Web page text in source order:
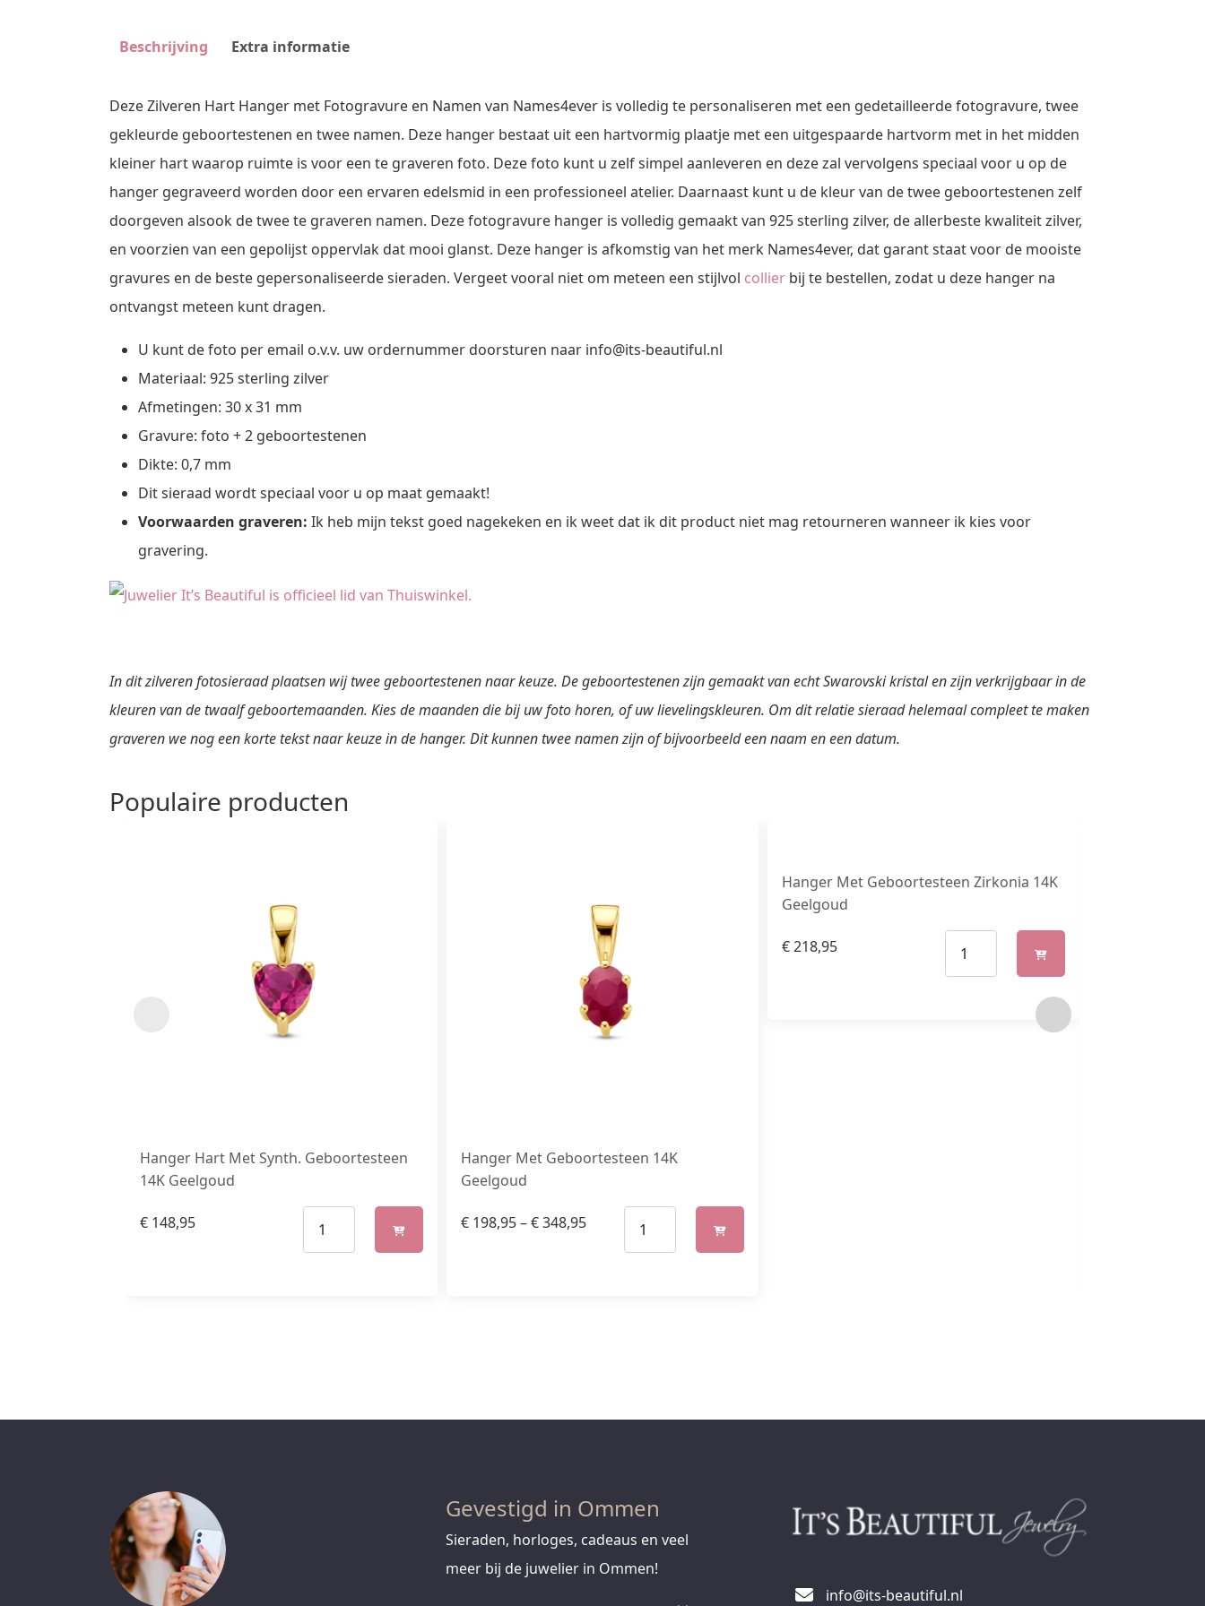
Beschrijving Extra informatie
Deze Zilveren Hart Hanger met Fotogravure en Namen van Names4ever is volledig te personaliseren met een gedetailleerde fotogravure, twee
gekleurde geboortestenen en twee namen. Deze hanger bestaat uit een hartvormig plaatje met een uitgespaarde hartvorm met in het midden
kleiner hart waarop ruimte is voor een te graveren foto. Deze foto kunt u zelf simpel aanleveren en deze zal vervolgens speciaal voor u op de
hanger gegraveerd worden door een ervaren edelsmid in een professioneel atelier. Daarnaast kunt u de kleur van de twee geboortestenen zelf
doorgeven alsook de twee te graveren namen. Deze fotogravure hanger is volledig gemaakt van 925 sterling zilver, de allerbeste kwaliteit zilver,
en voorzien van een gepolijst oppervlak dat mooi glanst. Deze hanger is afkomstig van het merk Names4ever, dat garant staat voor de mooiste
gravures en de beste gepersonaliseerde sieraden. Vergeet vooral niet om meteen een stijlvol collier bij te bestellen, zodat u deze hanger na
ontvangst meteen kunt dragen.
U kunt de foto per email o.v.v. uw ordernummer doorsturen naar info@its-beautiful.nl
Materiaal: 925 sterling zilver
Afmetingen: 30 x 31 mm
Gravure: foto + 2 geboortestenen
Dikte: 0,7 mm
Dit sieraad wordt speciaal voor u op maat gemaakt!
Voorwaarden graveren: Ik heb mijn tekst goed nagekeken en ik weet dat ik dit product niet mag retourneren wanneer ik kies voor
gravering.
In dit zilveren fotosieraad plaatsen wij twee geboortestenen naar keuze. De geboortestenen zijn gemaakt van echt Swarovski kristal en zijn verkrijgbaar in de
kleuren van de twaalf geboortemaanden. Kies de maanden die bij uw foto horen, of uw lievelingskleuren. Om dit relatie sieraad helemaal compleet te maken
graveren we nog een korte tekst naar keuze in de hanger. Dit kunnen twee namen zijn of bijvoorbeeld een naam en een datum.
Populaire producten
Hanger Hart Met Synth. Geboortesteen
14K Geelgoud
€ 148,95
Hanger Met Geboortesteen 14K
Geelgoud
€ 198,95–€348,95
Hanger Met Geboortesteen Zirkonia 14K
Geelgoud
€218,95
Gevestigd in Ommen
Sieraden, horloges, cadeaus en veel
meer bij de juwelier in Ommen!
info@its-beautiful.nl